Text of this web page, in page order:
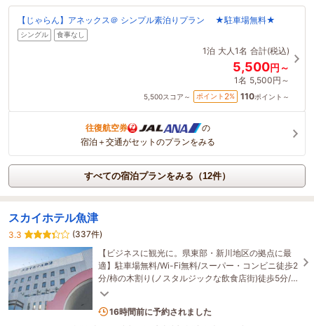
【じゃらん】アネックス＠ シンプル素泊りプラン ★駐車場無料★
シングル 食事なし
1泊 大人1名 合計(税込)
5,500円～
1名 5,500円～
5,500スコア～ ポイント 2% 110ポイント～
往復航空券
の
宿泊＋交通がセットのプランをみる
すべての宿泊プランをみる（12件）
スカイホテル魚津
3.3
(337件)
【ビジネスに観光に。県東部・新川地区の拠点に最
適】駐車場無料/Wi-Fi無料/スーパー・コンビニ徒歩2
分/柿の木割り(ノスタルジックな飲食店街)徒歩5分/
魚津駅徒歩7分
2名がこの宿を見ています
16時間前に予約されました